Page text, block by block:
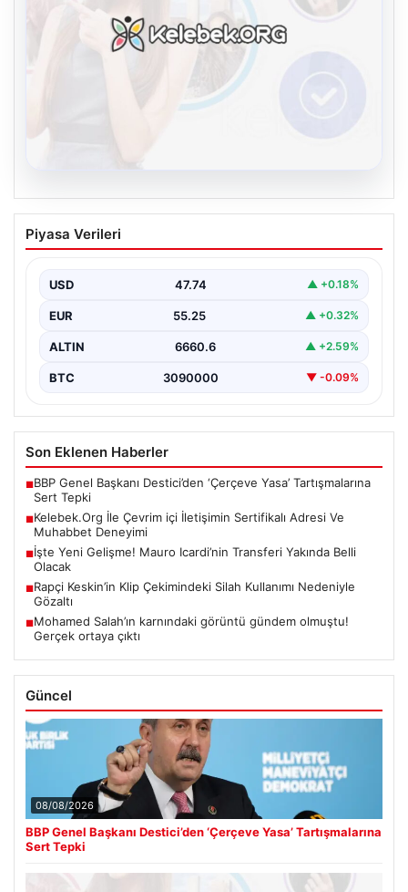
Kelebek.Org İle Çevrim içi İletişimin
Sertifikalı Adresi Ve Muhabbet
Sanal ortamında insanların kaliteli bir biçimde bağlantı
birçok…
Piyasa Verileri
USD 47.74 ▲ +0.18%
EUR 55.25 ▲ +0.32%
ALTIN 6660.6 ▲ +2.59%
BTC 3090000 ▼ -0.09%
Son Eklenen Haberler
■BBP Genel Başkanı Destici’den ‘Çerçeve Yasa’ Tartışmalarına
Sert Tepki
■Kelebek.Org İle Çevrim içi İletişimin Sertifikalı Adresi Ve
Muhabbet Deneyimi
■İşte Yeni Gelişme! Mauro Icardi’nin Transferi Yakında Belli
Olacak
■Rapçi Keskin’in Klip Çekimindeki Silah Kullanımı Nedeniyle
Gözaltı
■Mohamed Salah’ın karnındaki görüntü gündem olmuştu!
Gerçek ortaya çıktı
Güncel
08/08/2026
BBP Genel Başkanı Destici’den ‘Çerçeve Yasa’ Tartışmalarına
Sert Tepki